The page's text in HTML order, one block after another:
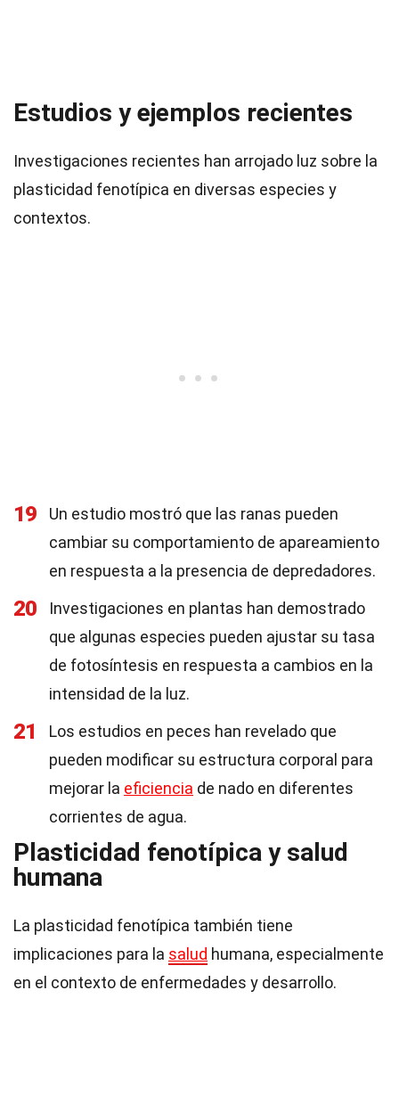
Estudios y ejemplos recientes
Investigaciones recientes han arrojado luz sobre la
plasticidad fenotípica en diversas especies y
contextos.
19
Un estudio mostró que las ranas pueden
cambiar su comportamiento de apareamiento
en respuesta a la presencia de depredadores.
20
Investigaciones en plantas han demostrado
que algunas especies pueden ajustar su tasa
de fotosíntesis en respuesta a cambios en la
intensidad de la luz.
21
Los estudios en peces han revelado que
pueden modificar su estructura corporal para
mejorar la eficiencia de nado en diferentes
corrientes de agua.
Plasticidad fenotípica y salud
humana
La plasticidad fenotípica también tiene
implicaciones para la salud humana, especialmente
en el contexto de enfermedades y desarrollo.